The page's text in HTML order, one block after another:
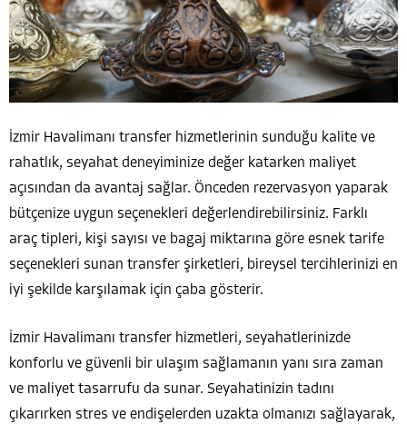
İzmir Havalimanı transfer hizmetlerinin sunduğu kalite ve
rahatlık, seyahat deneyiminize değer katarken maliyet
açısından da avantaj sağlar. Önceden rezervasyon yaparak
bütçenize uygun seçenekleri değerlendirebilirsiniz. Farklı
araç tipleri, kişi sayısı ve bagaj miktarına göre esnek tarife
seçenekleri sunan transfer şirketleri, bireysel tercihlerinizi en
iyi şekilde karşılamak için çaba gösterir.
İzmir Havalimanı transfer hizmetleri, seyahatlerinizde
konforlu ve güvenli bir ulaşım sağlamanın yanı sıra zaman
ve maliyet tasarrufu da sunar. Seyahatinizin tadını
çıkarırken stres ve endişelerden uzakta olmanızı sağlayarak,